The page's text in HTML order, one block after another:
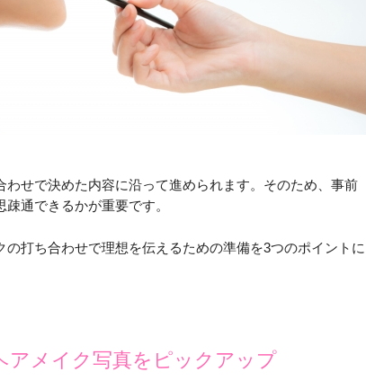
せで決めた内容に沿って進められます。そのため、事前
通できるかが重要です。
の打ち合わせで理想を伝えるための準備を3つのポイントに
アメイク写真をピックアップ